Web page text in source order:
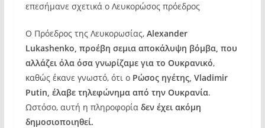
επεσήμανε σχετικά ο Λευκορώσος πρόεδρος
Ο Πρόεδρος της Λευκορωσίας,Alexander
Lukashenko, προέβη σεμια αποκάλυψη βόμβα, που
αλλάζει όλα όσα γνωρίζαμε για το Ουκρανικό,
καθώς έκανε γνωστό, ότι ο Ρώσος ηγέτης, Vladimir
Putin, έλαβε τηλεφώνημα από την Ουκρανία.
Ωστόσο, αυτή η πληροφορίαδεν έχει ακόμη
δημοσιοποιηθεί.